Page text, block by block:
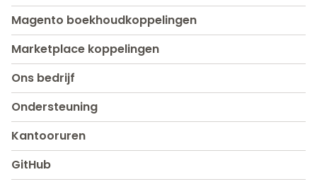
Magento boekhoudkoppelingen
Marketplace koppelingen
Ons bedrijf
Ondersteuning
Kantooruren
GitHub